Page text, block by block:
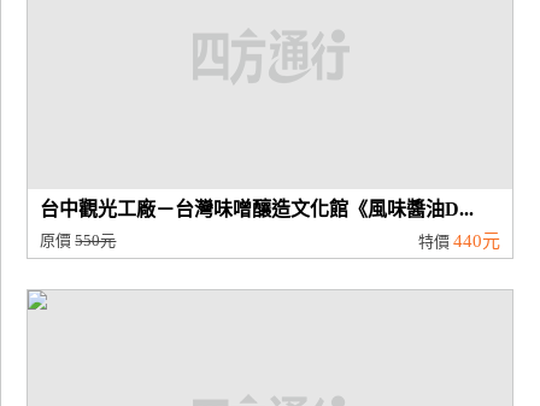
計
商
台中觀光工廠－台灣味噌釀造文化館《風味醬油D...
原價550元 特價 440元